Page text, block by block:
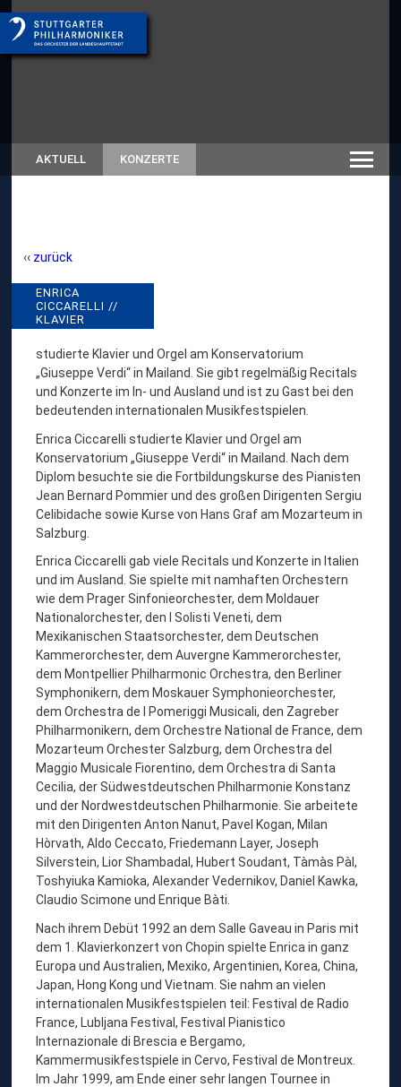
AKTUELL KONZERTE
zurück
E
N
R
I
C
A
C
I
C
C
A
R
E
L
L
I
,
K
L
A
V
I
E
R
ENRICA
CICCARELLI //
KLAVIER
studierte Klavier und Orgel am Konservatorium
„Giuseppe Verdi“ in Mailand. Sie gibt regelmäßig Recitals
und Konzerte im In- und Ausland und ist zu Gast bei den
bedeutenden internationalen Musikfestspielen.
Enrica Ciccarelli studierte Klavier und Orgel am
Konservatorium „Giuseppe Verdi“ in Mailand. Nach dem
Diplom besuchte sie die Fortbildungskurse des Pianisten
Jean Bernard Pommier und des großen Dirigenten Sergiu
Celibidache sowie Kurse von Hans Graf am Mozarteum in
Salzburg.
Enrica Ciccarelli gab viele Recitals und Konzerte in Italien
und im Ausland. Sie spielte mit namhaften Orchestern
wie dem Prager Sinfonieorchester, dem Moldauer
Nationalorchester, den I Solisti Veneti, dem
Mexikanischen Staatsorchester, dem Deutschen
Kammerorchester, dem Auvergne Kammerorchester,
dem Montpellier Philharmonic Orchestra, den Berliner
Symphonikern, dem Moskauer Symphonieorchester,
dem Orchestra de I Pomeriggi Musicali, den Zagreber
Philharmonikern, dem Orchestre National de France, dem
Mozarteum Orchester Salzburg, dem Orchestra del
Maggio Musicale Fiorentino, dem Orchestra di Santa
Cecilia, der Südwestdeutschen Philharmonie Konstanz
und der Nordwestdeutschen Philharmonie. Sie arbeitete
mit den Dirigenten Anton Nanut, Pavel Kogan, Milan
Hòrvath, Aldo Ceccato, Friedemann Layer, Joseph
Silverstein, Lior Shambadal, Hubert Soudant, Tàmàs Pàl,
Toshyiuka Kamioka, Alexander Vedernikov, Daniel Kawka,
Claudio Scimone und Enrique Bàti.
Nach ihrem Debüt 1992 an dem Salle Gaveau in Paris mit
dem 1. Klavierkonzert von Chopin spielte Enrica in ganz
Europa und Australien, Mexiko, Argentinien, Korea, China,
Japan, Hong Kong und Vietnam. Sie nahm an vielen
internationalen Musikfestspielen teil: Festival de Radio
France, Lubljana Festival, Festival Pianistico
Internazionale di Brescia e Bergamo,
Kammermusikfestspiele in Cervo, Festival de Montreux.
Im Jahr 1999, am Ende einer sehr langen Tournee in